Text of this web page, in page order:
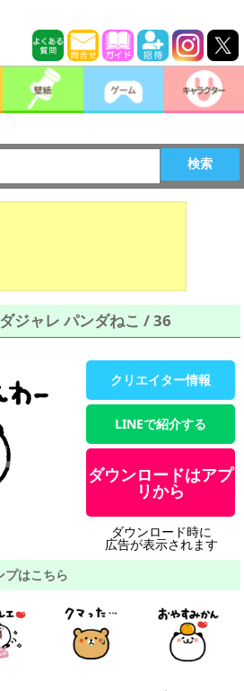
検索
ジャレ パンダねこ / 36
クリエイター情報
LINEで紹介する
ダウンロードはアプ
リから
ダウンロード時に
広告が表示されます
プはこちら